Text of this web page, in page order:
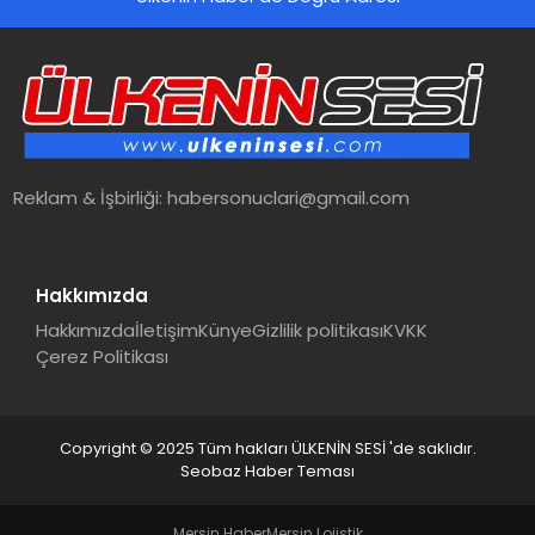
TEKNOLOJI
Reklam & İşbirliği:habersonuclari@gmail.com
Hakkımızda
HakkımızdaİletişimKünyeGizlilik politikasıKVKK
Çerez Politikası
Copyright © 2025 Tüm hakları ÜLKENİN SESİ 'de saklıdır.
Seobaz Haber Teması